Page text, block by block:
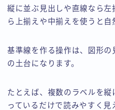
縦に並ぶ見出しや直線なら
ら上揃えや中揃えを使うと自
基準線を作る操作は、図形
の土台になります。
たとえば、複数のラベルを
っているだけで読みやすく見